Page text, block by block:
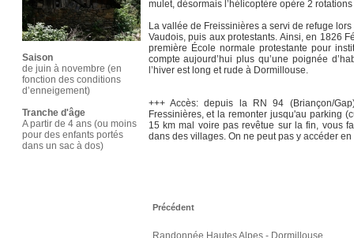
Saison
de juin à novembre (en
fonction des conditions
d’enneigement)
Tranche d'âge
A partir de 4 ans (ou moins
pour des enfants portés
dans un sac à dos)
mulet, désormais l’hélicoptère opère 2
La vallée de Freissinières a servi de refuge
Vaudois, puis aux protestants. Ainsi, en 1826
première École normale protestante pour
compte aujourd’hui plus qu’une poignée
l’hiver est long et rude à Dormillouse.
+++ Accès: depuis la RN 94 (Briançon/
Fressinières, et la remonter jusqu'au parking
15 km mal voire pas revêtue sur la fin, vous
dans des villages. On ne peut pas y accéder en
Précédent
Randonnée Hautes Alpes - Dormillouse